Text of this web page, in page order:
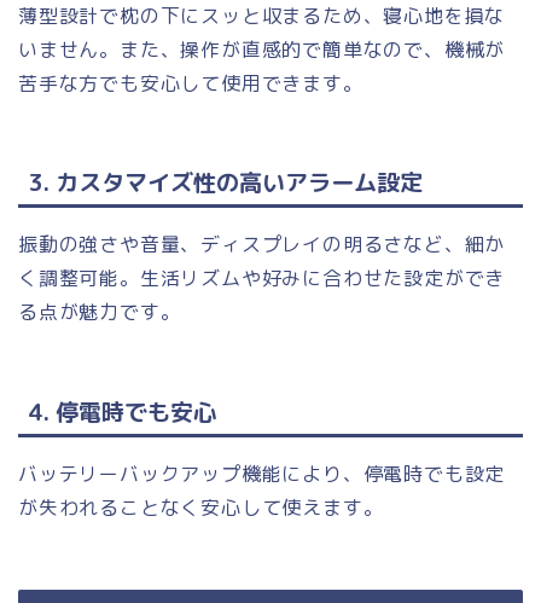
薄型設計で枕の下にスッと収まるため、寝心地を損な
いません。また、操作が直感的で簡単なので、機械が
苦手な方でも安心して使用できます。
3. カスタマイズ性の高いアラーム設定
振動の強さや音量、ディスプレイの明るさなど、細か
く調整可能。生活リズムや好みに合わせた設定ができ
る点が魅力です。
4. 停電時でも安心
バッテリーバックアップ機能により、停電時でも設定
が失われることなく安心して使えます。